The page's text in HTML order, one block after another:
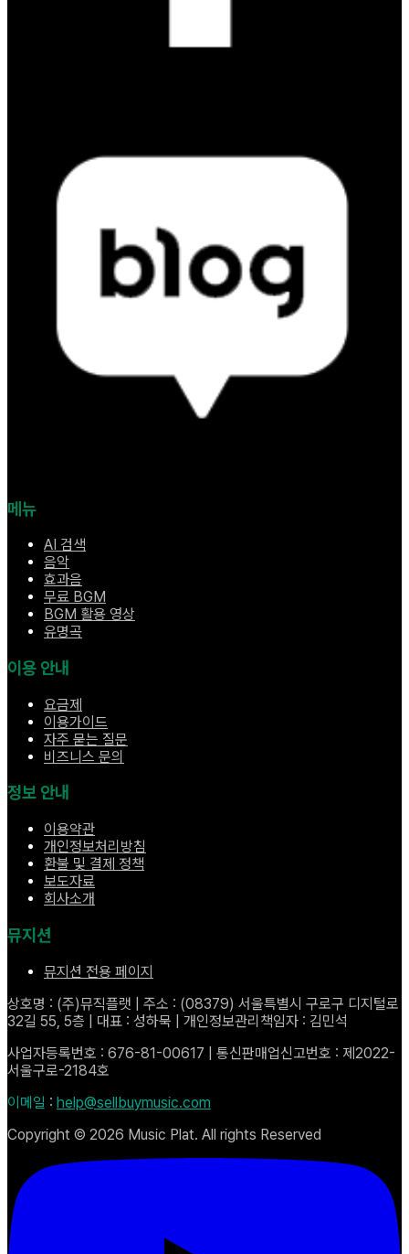
메뉴
AI 검색
음악
효과음
무료 BGM
BGM 활용 영상
유명곡
이용 안내
요금제
이용가이드
자주 묻는 질문
비즈니스 문의
정보 안내
이용약관
개인정보처리방침
환불 및 결제 정책
보도자료
회사소개
뮤지션
뮤지션 전용 페이지
상호명 : (주)뮤직플랫 | 주소 : (08379) 서울특별시 구로구 디지털로
32길 55, 5층 | 대표 : 성하묵 | 개인정보관리책임자 : 김민석
사업자등록번호 : 676-81-00617 | 통신판매업신고번호 : 제2022-
서울구로-2184호
이메일 : help@sellbuymusic.com
Copyright © 2026 Music Plat. All rights Reserved